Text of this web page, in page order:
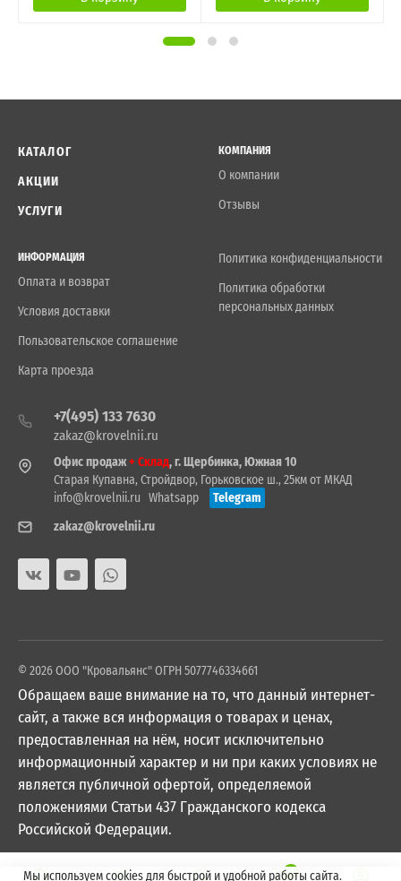
КАТАЛОГ
АКЦИИ
УСЛУГИ
КОМПАНИЯ
О компании
Отзывы
ИНФОРМАЦИЯ
Оплата и возврат
Условия доставки
Пользовательское соглашение
Карта проезда
Политика конфиденциальности
Политика обработки
персональных данных
+7(495) 133 7630
zakaz@krovelnii.ru
Офис продаж+ Склад, г. Щербинка, Южная 10
Старая Купавна, Стройдвор, Горьковское ш., 25км от МКАД
info@krovelnii.ru Whatsapp
Telegram
zakaz@krovelnii.ru
© 2026 ООО "Кровальянс" ОГРН 5077746334661
Обращаем ваше внимание на то, что данный интернет-
сайт, а также вся информация о товарах и ценах,
предоставленная на нём, носит исключительно
информационный характер и ни при каких условиях не
является публичной офертой, определяемой
положениями Статьи 437 Гражданского кодекса
Российской Федерации.
Мы используем cookies для быстрой и удобной работы сайта.
0